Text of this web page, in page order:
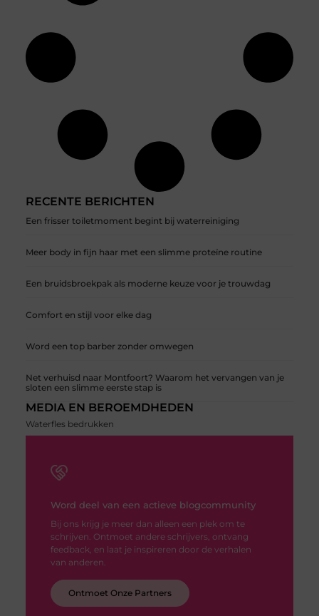
RECENTE BERICHTEN
Een frisser toiletmoment begint bij waterreiniging
Meer body in fijn haar met een slimme proteïne routine
Een bruidsbroekpak als moderne keuze voor je trouwdag
Comfort en stijl voor elke dag
Word een top barber zonder omwegen
Net verhuisd naar Montfoort? Waarom het vervangen van je
sloten een slimme eerste stap is
MEDIA EN BEROEMDHEDEN
Waterfles bedrukken
Word deel van een actieve blogcommunity
Bij ons krijg je meer dan alleen een plek om te
schrijven. Ontmoet andere schrijvers, ontvang
feedback, en laat je inspireren door de verhalen
van anderen.
Ontmoet Onze Partners